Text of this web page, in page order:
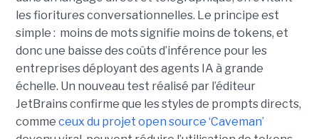
les fioritures conversationnelles. Le principe est
simple : moins de mots signifie moins de tokens, et
donc une baisse des coûts d’inférence pour les
entreprises déployant des agents IA à grande
échelle. Un nouveau test réalisé par l’éditeur
JetBrains confirme que les styles de prompts directs,
comme ceux du projet open source ‘Caveman’